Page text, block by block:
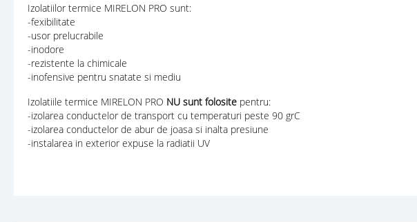
Izolatiilor termice MIRELON PRO sunt:
-fexibilitate
-usor prelucrabile
-inodore
-rezistente la chimicale
-inofensive pentru snatate si mediu
Izolatiile termice MIRELON PRO NU sunt folosite pentru:
-izolarea conductelor de transport cu temperaturi peste 90 grC
-izolarea conductelor de abur de joasa si inalta presiune
-instalarea in exterior expuse la radiatii UV